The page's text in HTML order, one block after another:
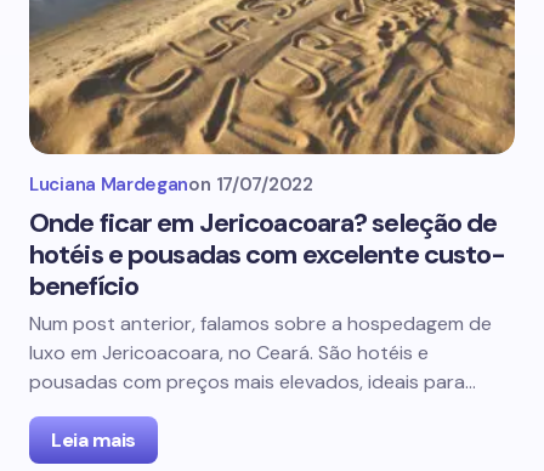
Luciana Mardeganon 17/07/2022
Onde ficar em Jericoacoara? seleção de
hotéis e pousadas com excelente custo-
benefício
Num post anterior, falamos sobre a hospedagem de
luxo em Jericoacoara, no Ceará. São hotéis e
pousadas com preços mais elevados, ideais para…
Leia mais